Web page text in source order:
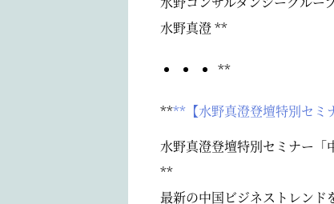
水野真澄 **
**
****【水野真澄登壇特別セミ
水野真澄登壇特別セミナー「
**
最新の中国ビジネストレンド